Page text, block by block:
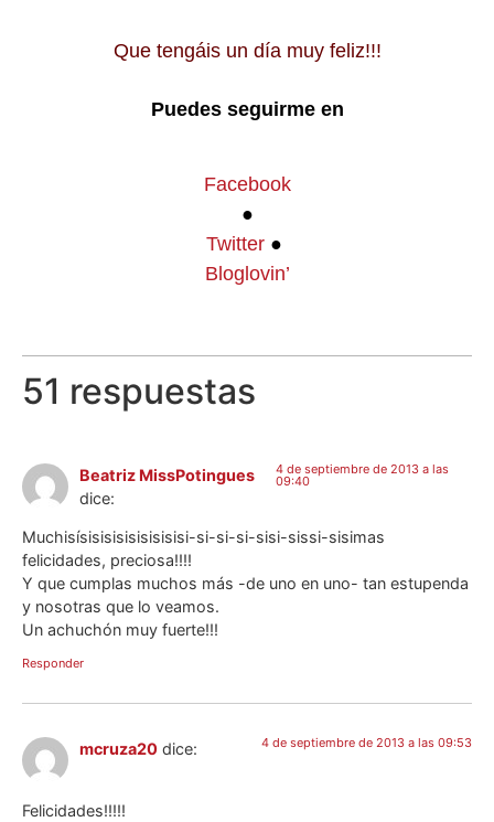
Que tengáis un día muy feliz!!!
Puedes seguirme en
Facebook
●
Twitter ●
Bloglovin’
51 respuestas
Beatriz MissPotingues
dice:
4 de septiembre de 2013 a las
09:40
Muchisísisisisisisisisisi-si-si-si-sisi-sissi-sisimas
felicidades, preciosa!!!!
Y que cumplas muchos más -de uno en uno- tan estupenda
y nosotras que lo veamos.
Un achuchón muy fuerte!!!
Responder
mcruza20 dice: 4 de septiembre de 2013 a las 09:53
Felicidades!!!!!